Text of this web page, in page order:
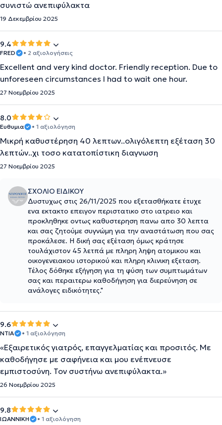
συνιστώ ανεπιφύλακτα
19 Δεκεμβρίου 2025
9.4
FRED • 2 αξιολογήσεις
Excellent and very kind doctor. Friendly reception. Due to
unforeseen circumstances I had to wait one hour.
27 Νοεμβρίου 2025
8.0
Ευθυμια • 1 αξιολόγηση
Μικρή καθυστέρηση 40 λεπτων..ολιγόλεπτη εξέταση 30
λεπτών..χι τοσο κατατοπίστικη διαγνωση
27 Νοεμβρίου 2025
ΣΧΟΛΙΟ ΕΙΔΙΚΟΥ
Δυστυχως στις 26/11/2025 που εξετασθήκατε έτυχε
ενα εκτακτο επειγον περιστατικο στο ιατρειο και
προκληθηκε οντως καθυστερηση πανω απο 30 λεπτα
και σας ζητούμε συγνώμη για την αναστάτωση που σας
προκάλεσε. Η δική σας εξέταση όμως κράτησε
τουλάχιστον 45 λετπά με πληρη ληψη ατομικου και
οικογενειακου ιστορικού και πληρη κλινικη εξεταση.
Τέλος δόθηκε εξήγηση για τη φύση των συμπτωμάτων
σας και περαιτερω καθοδήγηση για διερεύνηση σε
ανάλογες ειδικότητες."
9.6
ΝΤΙΑ • 1 αξιολόγηση
«Εξαιρετικός γιατρός, επαγγελματίας και προσιτός. Με
καθοδήγησε με σαφήνεια και μου ενέπνευσε
εμπιστοσύνη. Τον συστήνω ανεπιφύλακτα.»
26 Νοεμβρίου 2025
9.8
ΙΩΑΝΝΙΚΗ • 1 αξιολόγηση